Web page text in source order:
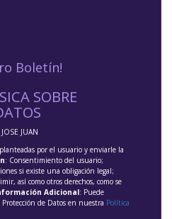
Boletín!
SOBRE
JUAN
por el usuario y enviarle la
: Consentimiento del usuario;
si existe una obligación legal;
así como otros derechos, como se
Adicional: Puede
de Datos en nuestra Política